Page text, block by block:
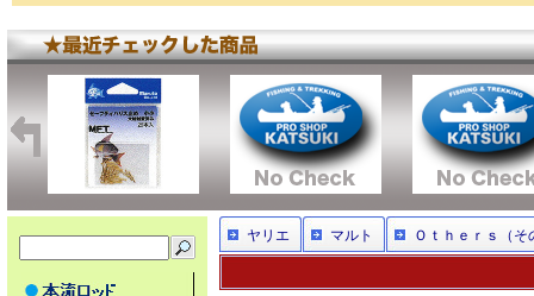
ヤリエ マルト Ｏｔｈｅｒｓ（そ